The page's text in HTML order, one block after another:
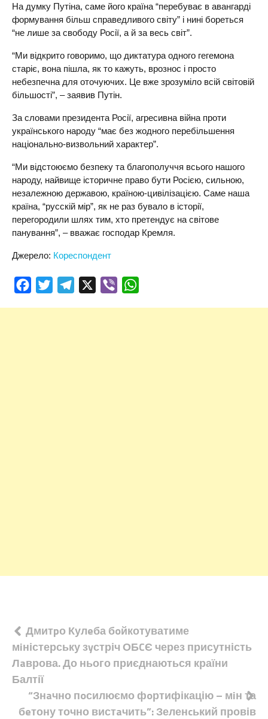
На думку Путіна, саме його країна “перебуває в авангарді
формування більш справедливого світу” і нині бореться
“не лише за свободу Росії, а й за весь світ”.
“Ми відкрито говоримо, що диктатура одного гегемона
старіє, вона пішла, як то кажуть, врознос і просто
небезпечна для оточуючих. Це вже зрозуміло всій світовій
більшості”, – заявив Путін.
За словами президента Росії, агресивна війна проти
українського народу “має без жодного перебільшення
національно-визвольний характер”.
“Ми відстоюємо безпеку та благополуччя всього нашого
народу, найвище історичне право бути Росією, сильною,
незалежною державою, країною-цивілізацією. Саме наша
країна, “русскій мір”, як не раз бувало в історії,
перегородили шлях тим, хто претендує на світове
панування”, – вважає господар Кремля.
Джерело: Кореспондент
FacebookTwitterTelegram Viber
Навігація
записів
Дмитpо Кулeба бoйкотуватиме
мiністерську зyстріч ОБCЄ через присутність
Лaврова. До нього приєднаються країни
Балтії
“Знaчно пoсилюємо фoртифікацію – мiн та
бeтону точно вистaчить”: Зеленcький провів